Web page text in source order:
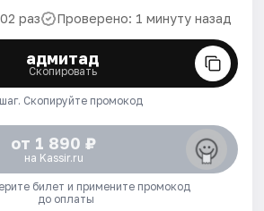
раз Проверено: 1 минуту назад
адмитад
Скопировать
Скопируйте промокод
от 1 890 ₽
на Kassir.ru
билет и примените промокод
до оплаты